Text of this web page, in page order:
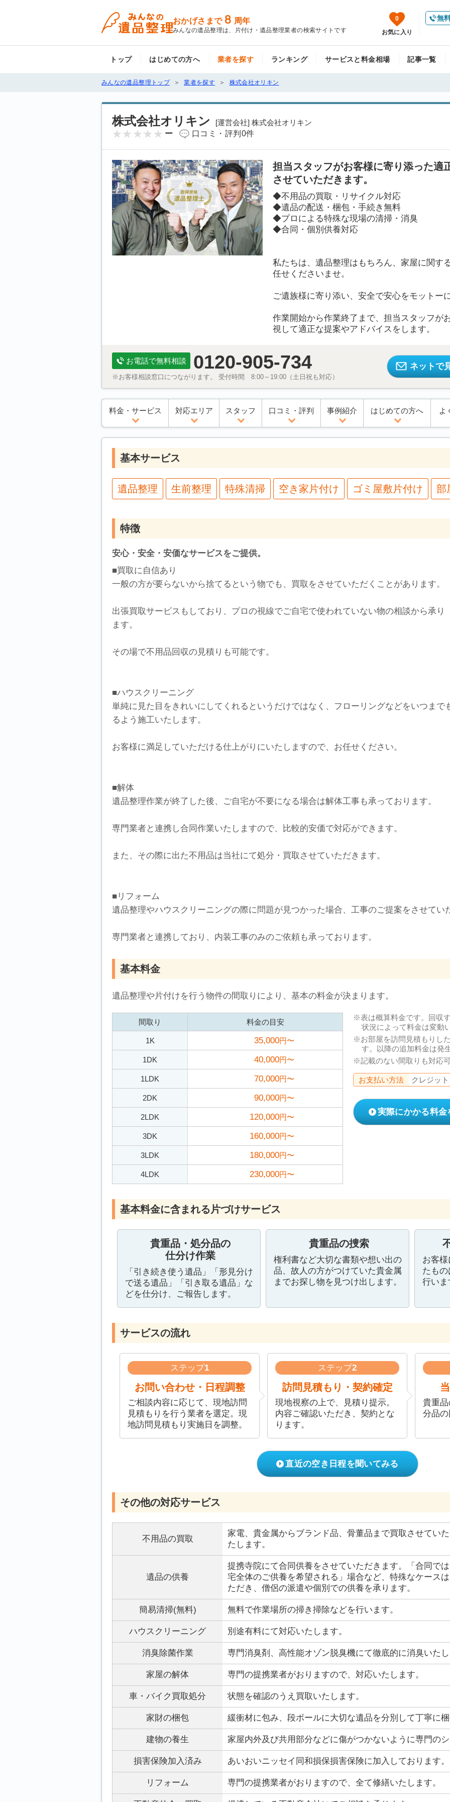
おかげさまで 8 周年
みんなの遺品整理は、片付け・遺品整理業者の検索サイトです
0
お気に入り
無
トップ はじめての方へ 業者を探す ランキング サービスと料金相場 記事一覧
みんなの遺品整理トップ 業者を探す 株式会社オリキン
株式会社オリキン
[運営会社] 株式会社オリキン
ー
口コミ・評判 0件
担当スタッフがお客様に寄り添った適
させていただきます。
◆不用品の買取・リサイクル対応
◆遺品の配送・梱包・手続き無料
◆プロによる特殊な現場の清掃・消臭
◆合同・個別供養対応
私たちは、遺品整理はもちろん、家屋に関す
任せくださいませ。
ご遺族様に寄り添い、安全で安心をモットー
作業開始から作業終了まで、担当スタッフが
視して適正な提案やアドバイスをします。
お電話で無料相談 0120-905-734
※お客様相談窓口につながります。 受付時間 8:00～19:00（土日祝も対応）
ネットで
料金・サービス 対応エリア スタッフ 口コミ・評判 事例紹介 はじめての方へ よ
基本サービス
遺品整理 生前整理 特殊清掃 空き家片付け ゴミ屋敷片付け 部
特徴
安心・安全・安価なサービスをご提供。
■買取に自信あり
一般の方が要らないから捨てるという物でも、買取をさせていただくことがあります。
出張買取サービスもしており、プロの視線でご自宅で使われていない物の相談から承り
ます。
その場で不用品回収の見積りも可能です。
■ハウスクリーニング
単純に見た目をきれいにしてくれるというだけではなく、フローリングなどをいつまで
るよう施工いたします。
お客様に満足していただける仕上がりにいたしますので、お任せください。
■解体
遺品整理作業が終了した後、ご自宅が不要になる場合は解体工事も承っております。
専門業者と連携し合同作業いたしますので、比較的安価で対応ができます。
また、その際に出た不用品は当社にて処分・買取させていただきます。
■リフォーム
遺品整理やハウスクリーニングの際に問題が見つかった場合、工事のご提案をさせてい
専門業者と連携しており、内装工事のみのご依頼も承っております。
基本料金
遺品整理や片付けを行う物件の間取りにより、基本の料金が決まります。
間取り 料金の目安
1K 35,000円〜
1DK 40,000円〜
1LDK 70,000円〜
2DK 90,000円〜
2LDK 120,000円〜
3DK 160,000円〜
3LDK 180,000円〜
4LDK 230,000円〜
表は概算料金です。回収
状況によって料金は変動
お部屋を訪問見積もりし
す。以降の追加料金は発
記載のない間取りも対応
お支払い方法 クレジッ
実際にかかる料金
基本料金に含まれる片づけサービス
貴重品・処分品の
仕分け作業
「引き続き使う遺品」「形見分け
で送る遺品」「引き取る遺品」な
どを仕分け、ご報告します。
貴重品の捜索
権利書など大切な書類や想い出の
品、故人の方がつけていた貴金属
までお探し物を見つけ出します。
お客
たも
行いま
サービスの流れ
ステップ1
お問い合わせ・日程調整
ご相談内容に応じて、現地訪問
見積もりを行う業者を選定。現
地訪問見積もり実施日を調整。
ステップ2
訪問見積もり・契約確定
現地視察の上で、見積り提示。
内容ご確認いただき、契約とな
ります。
貴重
分品
直近の空き日程を聞いてみる
その他の対応サービス
不用品の買取
家電、貴金属からブランド品、骨董品まで買取させてい
たします。
遺品の供養
提携寺院にて合同供養をさせていただきます。「合同で
宅全体のご供養を希望される」場合など、特殊なケース
ただき、僧侶の派遣や個別での供養を承ります。
簡易清掃(無料) 無料で作業場所の掃き掃除などを行います。
ハウスクリーニング 別途有料にて対応いたします。
消臭除菌作業 専門消臭剤、高性能オゾン脱臭機にて徹底的に消臭いた
家屋の解体 専門の提携業者がおりますので、対応いたします。
車・バイク買取処分 状態を確認のうえ買取いたします。
家財の梱包 緩衝材に包み、段ボールに大切な遺品を分別して丁寧に
建物の養生 家屋内外及び共用部分などに傷がつかないように専門の
損害保険加入済み あいおいニッセイ同和損保損害保険に加入しております。
リフォーム 専門の提携業者がおりますので、全て修繕いたします。